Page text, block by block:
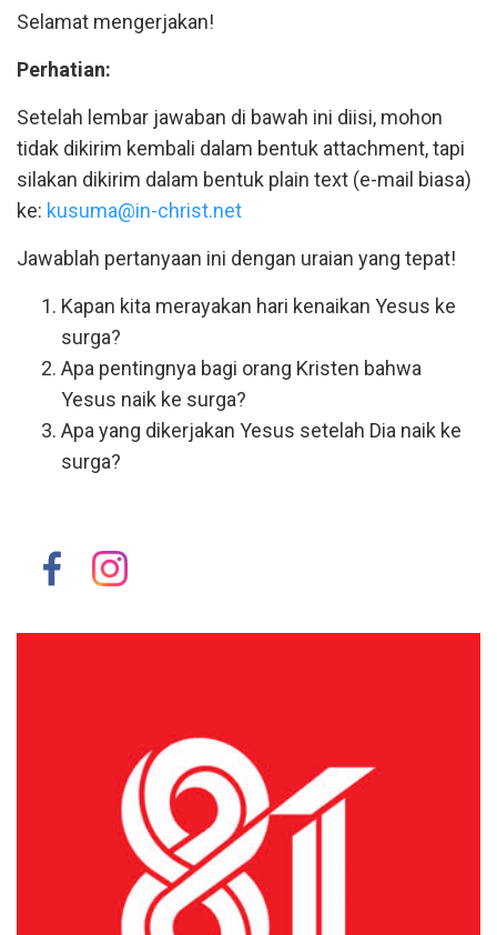
Selamat mengerjakan!
Perhatian:
Setelah lembar jawaban di bawah ini diisi, mohon
tidak dikirim kembali dalam bentuk attachment, tapi
silakan dikirim dalam bentuk plain text (e-mail biasa)
ke: kusuma@in-christ.net
Jawablah pertanyaan ini dengan uraian yang tepat!
Kapan kita merayakan hari kenaikan Yesus ke
surga?
Apa pentingnya bagi orang Kristen bahwa
Yesus naik ke surga?
Apa yang dikerjakan Yesus setelah Dia naik ke
surga?